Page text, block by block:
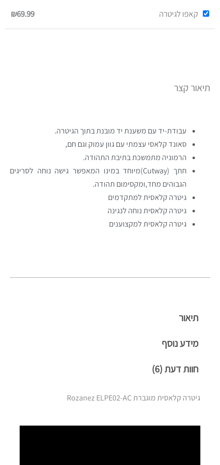
קאפו לגיטרה ₪69.99
תיאור קצר
עבודת-יד עם משענת יד מובנת בתוך הגיטרה.
סאונד קלאסי עצמתי עם גוון עמוק וגם חם,
הרמוניה מתמשכת בתיבת התהודה.
חתך (Cutway)מיוחד במינו המאפשר גישה נוחה לסריגים
הגבוהים מחד,ומקסימום תהודה.
גיטרה קלאסית למתקדמים
גיטרה קלאסית נוחה לנגינה
גיטרה קלאסית למקצוענים
תיאור
מידע נוסף
חוות דעת (6)
גיטרה קלאסית מוגברת Rozanez ELPE02-AC